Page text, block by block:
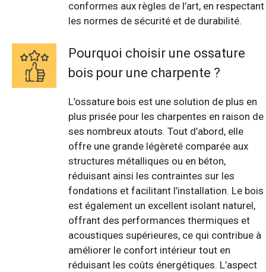
conformes aux règles de l’art, en respectant
les normes de sécurité et de durabilité.
Pourquoi choisir une ossature
bois pour une charpente ?
L’ossature bois est une solution de plus en
plus prisée pour les charpentes en raison de
ses nombreux atouts. Tout d’abord, elle
offre une grande légèreté comparée aux
structures métalliques ou en béton,
réduisant ainsi les contraintes sur les
fondations et facilitant l’installation. Le bois
est également un excellent isolant naturel,
offrant des performances thermiques et
acoustiques supérieures, ce qui contribue à
améliorer le confort intérieur tout en
réduisant les coûts énergétiques. L’aspect